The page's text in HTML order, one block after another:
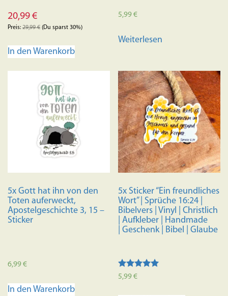
20,99 €
Preis: 29,99€ (Du sparst 30%)
In den Warenkorb
5,99€
Weiterlesen
5x Gott hat ihn von den
Toten auferweckt,
Apostelgeschichte 3, 15 –
Sticker
6,99€
In den Warenkorb
5x Sticker “Ein freundliches
Wort” | Sprüche 16:24 |
Bibelvers | Vinyl | Christlich
| Aufkleber | Handmade
| Geschenk | Bibel | Glaube
Bewertet mit
5.00
5,99€